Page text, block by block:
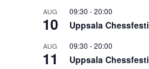
AUG
10
09:30 -20:00
Uppsala
AUG
11
09:30 -20:00
Uppsala